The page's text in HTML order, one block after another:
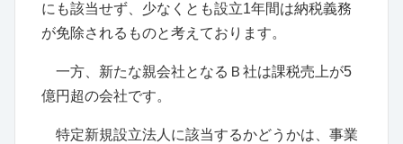
にも該当せず、少なくとも設立1年間は納税義務
が免除されるものと考えております。
一方、新たな親会社となるＢ社は課税売上が5
億円超の会社です。
特定新規設立法人に該当するかどうかは、事業